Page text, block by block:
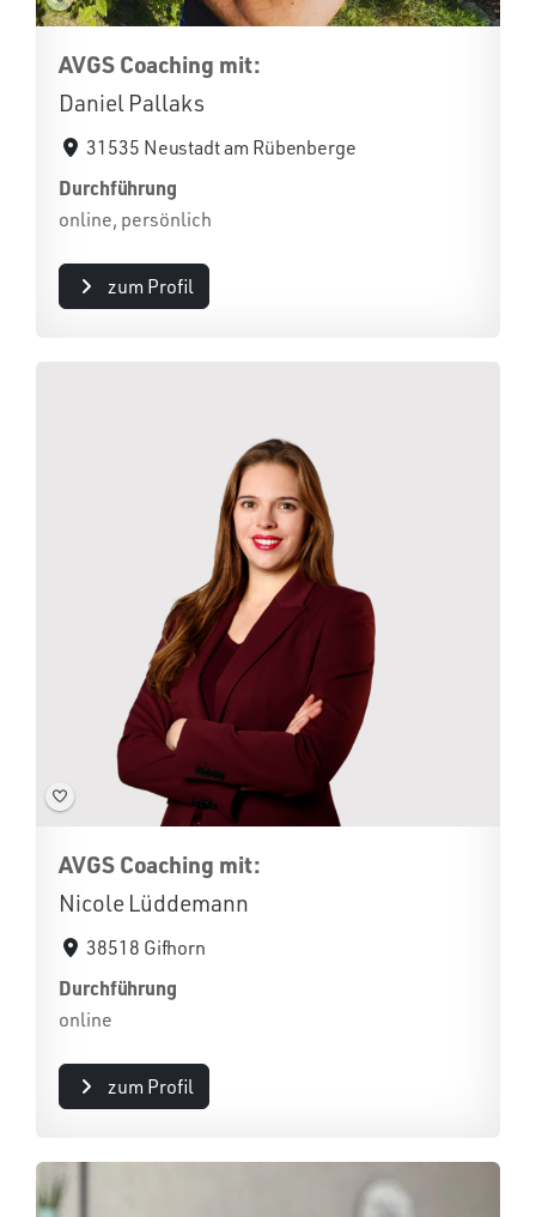
AVGS Coaching mit:
Daniel Pallaks
31535 Neustadt am Rübenberge
Durchführung
online, persönlich
zum Profil
AVGS Coaching mit:
Nicole Lüddemann
38518 Gifhorn
Durchführung
online
zum Profil